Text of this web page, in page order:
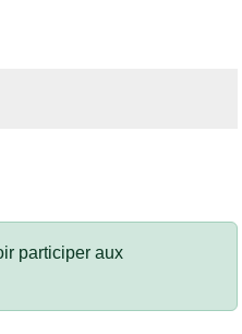
participer aux